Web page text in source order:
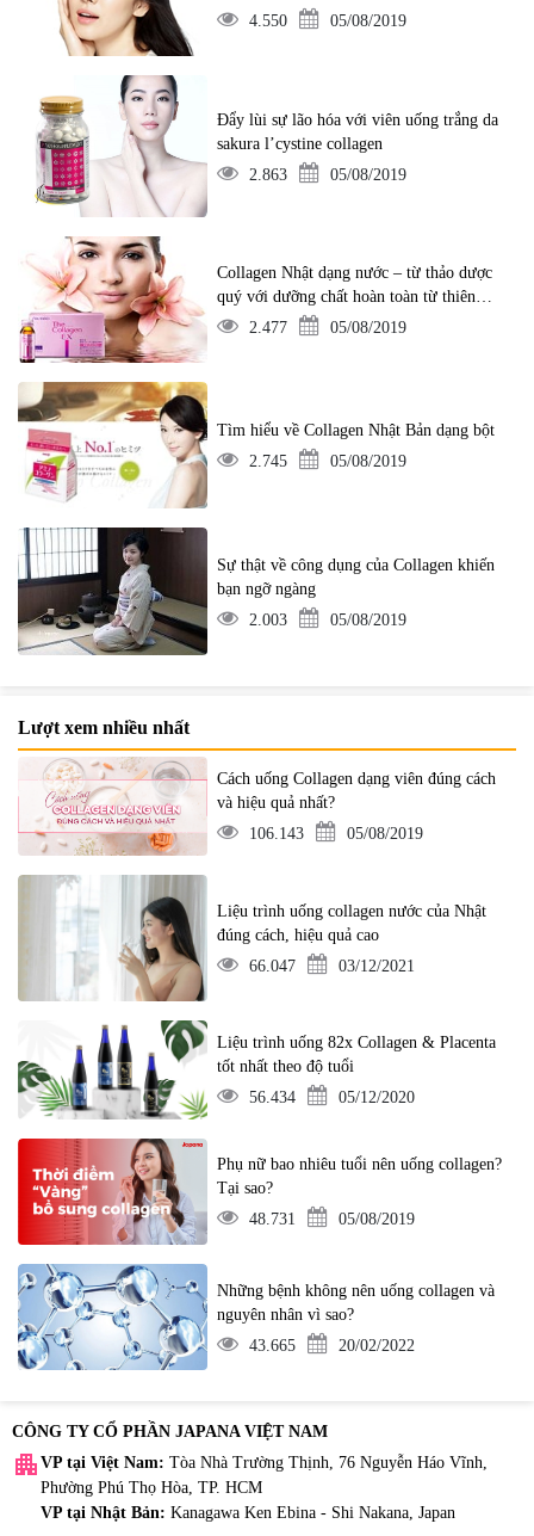
4.550
05/08/2019
Đẩy lùi sự lão hóa với viên uống trắng da
sakura l’cystine collagen
2.863
05/08/2019
Collagen Nhật dạng nước – từ thảo dược
quý với dưỡng chất hoàn toàn từ thiên
nhiên2.477 05/08/2019
Tìm hiểu về Collagen Nhật Bản dạng bột
2.745
05/08/2019
Sự thật về công dụng của Collagen khiến
bạn ngỡ ngàng
2.003
05/08/2019
Lượt xem nhiều nhất
Cách uống Collagen dạng viên đúng cách
và hiệu quả nhất?
106.143
05/08/2019
Liệu trình uống collagen nước của Nhật
đúng cách, hiệu quả cao
66.047
03/12/2021
Liệu trình uống 82x Collagen & Placenta
tốt nhất theo độ tuổi
56.434
05/12/2020
Phụ nữ bao nhiêu tuổi nên uống collagen?
Tại sao?
48.731
05/08/2019
Những bệnh không nên uống collagen và
nguyên nhân vì sao?
43.665
20/02/2022
CÔNG TY CỔ PHẦN JAPANA VIỆT NAM
apartment VP tại Việt Nam: Tòa Nhà Trường Thịnh, 76 Nguyễn Háo Vĩnh,
Phường Phú Thọ Hòa, TP. HCM
VP tại Nhật Bản: Kanagawa Ken Ebina - Shi Nakana, Japan